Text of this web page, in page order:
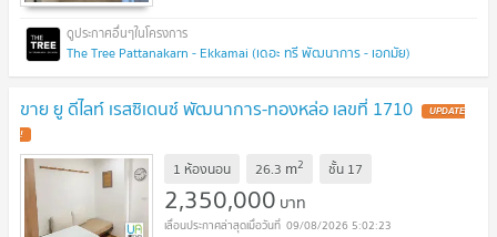
The Tree Pattanakarn - Ekkamai (เดอะ ทรี พัฒนาการ - เอกมัย)
ขาย ยู ดีไลท์ เรสซิเดนซ์ พัฒนาการ-ทองหล่อ เลขที่ 1710 UPDATE
!
1 ห้องนอน 26.3 m2 ชั้น 17
2,350,000 บาท
09/08/2026 5:02:23